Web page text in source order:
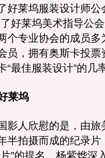
好莱坞服装设计师公
好莱坞美术指导公
个专业协会的成员多
员，拥有奥斯卡投票
“最佳服装设计”的几
莱坞
人欣慰的是，由旅
半拍摄而成的纪录片
”的提名。杨紫烨深